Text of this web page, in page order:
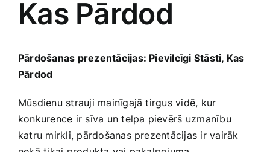
Medicīnas preces
Pārtikas preces
Kas Pārdod
Pārdošanas prezentācijas: Pievilcīgi Stāsti, Kas
Pārdod
Mūsdienu strauji mainīgajā tirgus vidē, kur
konkurence ir sīva un telpa pievērš⁢ uzmanību
katru mirkli, pārdošanas prezentācijas ir vairāk‍